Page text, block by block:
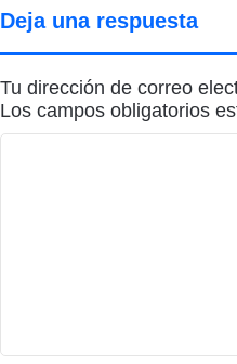
Deja una respuesta
Tu dirección de correo
Los campos obligatorios